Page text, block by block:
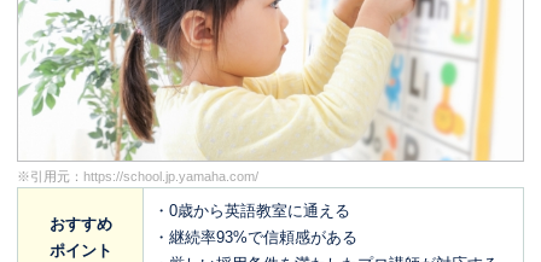
※引用元： https://school.jp.yamaha.com/
おすすめ
ポイント
・0歳から英語教室に通える
・継続率93%で信頼感がある